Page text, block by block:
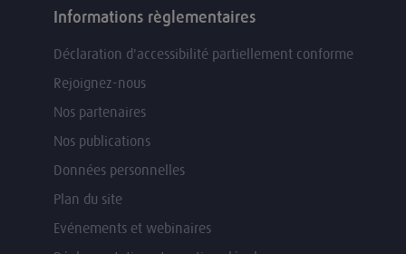
Informations règlementaires
Déclaration d'accessibilité partiellement conforme
Rejoignez-nous
Nos partenaires
Nos publications
Données personnelles
Plan du site
Evénements et webinaires